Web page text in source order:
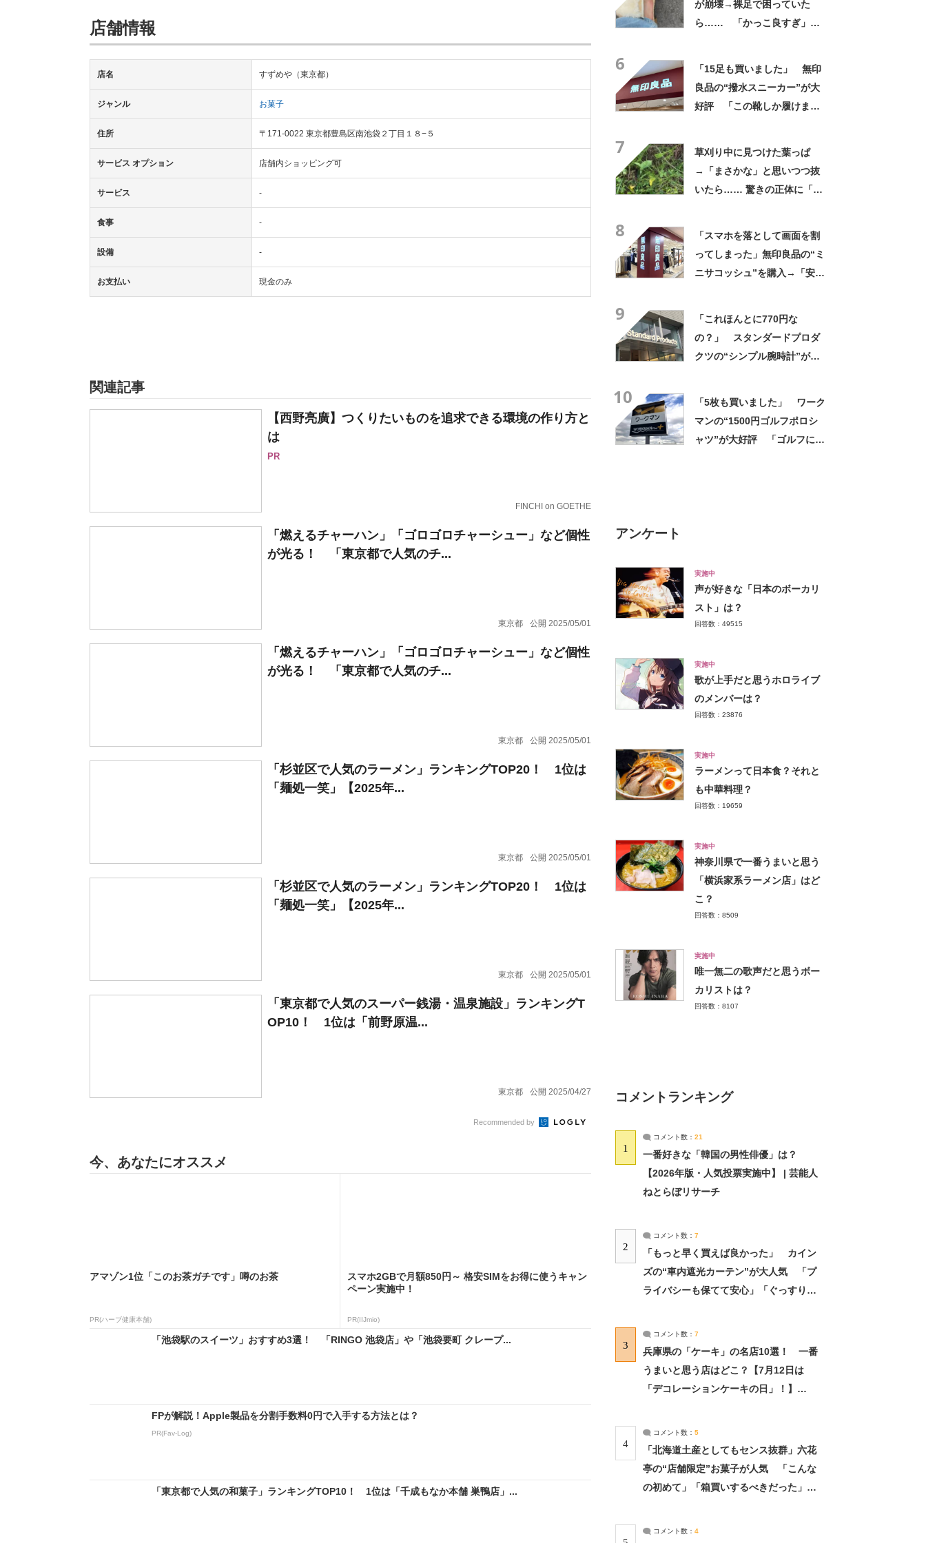
店舗情報
店名 すずめや（東京都）
ジャンル お菓子
住所 〒171-0022 東京都豊島区南池袋２丁目１８−５
サービス オプション 店舗内ショッピング可
サービス -
食事 -
設備 -
お支払い 現金のみ
関連記事
【西野亮廣】つくりたいものを追求できる環境の作り方と
は
PR
FINCHI on GOETHE
「燃えるチャーハン」「ゴロゴロチャーシュー」など個性
が光る！ 「東京都で人気のチ...
東京都 公開 2025/05/01
「燃えるチャーハン」「ゴロゴロチャーシュー」など個性
が光る！ 「東京都で人気のチ...
東京都 公開 2025/05/01
「杉並区で人気のラーメン」ランキングTOP20！ 1位は
「麺処一笑」【2025年...
東京都 公開 2025/05/01
「杉並区で人気のラーメン」ランキングTOP20！ 1位は
「麺処一笑」【2025年...
東京都 公開 2025/05/01
「東京都で人気のスーパー銭湯・温泉施設」ランキングT
OP10！ 1位は「前野原温...
東京都 公開 2025/04/27
Recommended by
今、あなたにオススメ
アマゾン1位「このお茶ガチです」噂のお茶
PR(ハーブ健康本舗)
スマホ2GBで月額850円～ 格安SIMをお得に使うキャン
ペーン実施中！
PR(IIJmio)
「池袋駅のスイーツ」おすすめ3選！ 「RINGO 池袋店」や「池袋要町 クレープ...
FPが解説！Apple製品を分割手数料0円で入手する方法とは？
PR(Fav-Log)
「東京都で人気の和菓子」ランキングTOP10！ 1位は「千成もなか本舗 巣鴨店」...
が崩壊→裸足で困っていた
ら…… 「かっこ良すぎ」ま
6
「15足も買いました」 無印
良品の“撥水スニーカー”が大
好評 「この靴しか履けませ
7
草刈り中に見つけた葉っぱ
→「まさかな」と思いつつ抜
いたら…… 驚きの正体に「お
8
「スマホを落として画面を割
ってしまった」無印良品の“ミ
ニサコッシュ”を購入→「安心
9
「これほんとに770円な
の？」 スタンダードプロダ
クツの“シンプル腕時計”が大
10
「5枚も買いました」 ワーク
マンの“1500円ゴルフポロシ
ャツ”が大好評 「ゴルフにも
アンケート
実施中
声が好きな「日本のボーカリ
スト」は？
回答数：49515
実施中
歌が上手だと思うホロライブ
のメンバーは？
回答数：23876
実施中
ラーメンって日本食？それと
も中華料理？
回答数：19659
実施中
神奈川県で一番うまいと思う
「横浜家系ラーメン店」はど
こ？
回答数：8509
実施中
唯一無二の歌声だと思うボー
カリストは？
回答数：8107
コメントランキング
1
コメント数： 21
一番好きな「韓国の男性俳優」は？
【2026年版・人気投票実施中】 | 芸能人
ねとらぼリサーチ
2
コメント数： 7
「もっと早く買えば良かった」 カイン
ズの“車内遮光カーテン”が大人気 「プ
ライバシーも保てて安心」「ぐっすり眠
3
コメント数： 7
兵庫県の「ケーキ」の名店10選！ 一番
うまいと思う店はどこ？【7月12日は
「デコレーションケーキの日」！】
4
コメント数： 5
「北海道土産としてもセンス抜群」六花
亭の“店舗限定”お菓子が人気 「こんな
の初めて」「箱買いするべきだった」
コメント数： 4